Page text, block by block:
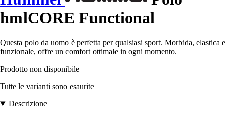
hmlCORE Functional
Questa polo da uomo è perfetta per qualsiasi sport. Morbida, elastica e
funzionale, offre un comfort ottimale in ogni momento.
Prodotto non disponibile
Tutte le varianti sono esaurite
Descrizione